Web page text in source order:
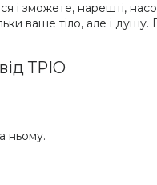
і зможете, нарешті,
ваше тіло, але і душу.
ТРІО
ньому.